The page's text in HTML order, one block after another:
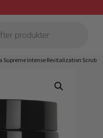
Supreme Intense Revitalization Scrub